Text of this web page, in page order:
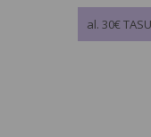
al. 30€